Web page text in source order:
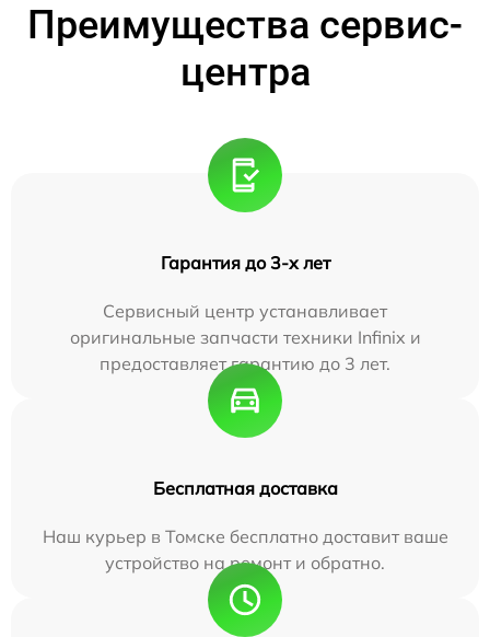
Преимущества сервис-
центра
Гарантия до 3-х лет
Сервисный центр устанавливает
оригинальные запчасти техники Infinix и
предоставляет гарантию до 3 лет.
Бесплатная доставка
Наш курьер в Томске бесплатно доставит ваше
устройство на ремонт и обратно.